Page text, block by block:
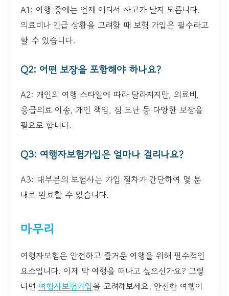
A1: 여행 중에는 언제 어디서 사고가 날지 모릅니다.
의료비나 긴급 상황을 고려할 때 보험 가입은 필수라고
할 수 있습니다.
Q2: 어떤 보장을 포함해야 하나요?
A2: 개인의 여행 스타일에 따라 달라지지만, 의료비,
응급의료 이송, 개인 책임, 짐 도난 등 다양한 보장을
필요로 합니다.
Q3: 여행자보험가입은 얼마나 걸리나요?
A3: 대부분의 보험사는 가입 절차가 간단하여 몇 분
내로 완료할 수 있습니다.
마무리
여행자보험은 안전하고 즐거운 여행을 위해 필수적인
요소입니다. 이제 막 여행을 떠나고 싶으신가요? 그렇
다면 여행자보험가입을 고려해보세요. 안전한 여행이